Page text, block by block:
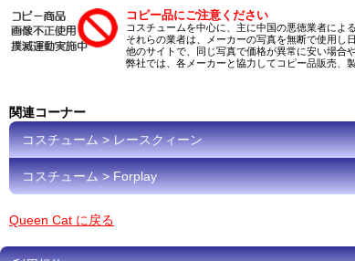
コピー品にご注意ください
コスチュームを中心に、主に中国の悪徳業者によ
それらの業者は、メーカーの写真を無断で使用し
他のサイトで、同じ写真で価格が異常に安い場合
弊社では、各メーカーと協力してコピー品販売、
関連コーナー
コスチューム > レースクィーン
コスチューム > Forplay
Queen Cat に戻る